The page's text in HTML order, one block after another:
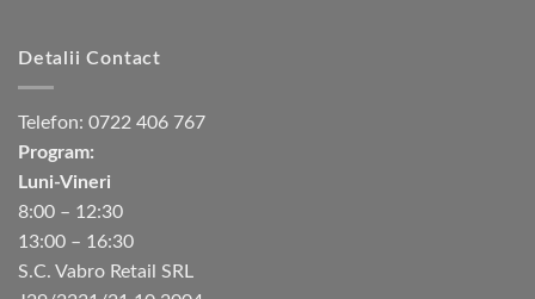
Detalii Contact
Telefon: 0722 406 767
Program:
Luni-Vineri
8:00 – 12:30
13:00 – 16:30
S.C. Vabro Retail SRL